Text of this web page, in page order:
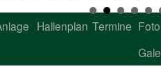
Hallenplan Termine